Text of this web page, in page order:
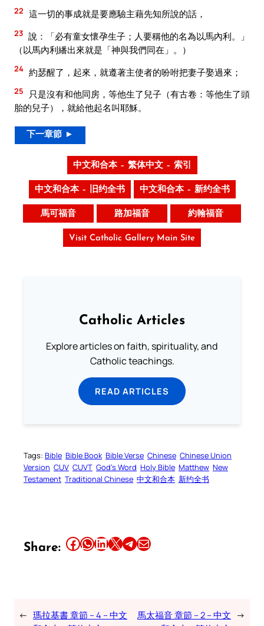
22 這一切的事成就是要應驗主藉先知所說的話，
23 說：「必有童女懷孕生子；人要稱他的名為以馬內利。」
（以馬內利繙出來就是「神與我們同在」。）
24 約瑟醒了，起來，就遵著主使者的吩咐把妻子娶過來；
25
只是沒有和他同房，等他生了兒子（有古卷：等他生了頭
胎的兒子），就給他起名叫耶穌。
下一章節 ►
中文和合本 – 繁体中文 – 索引
中文和合本 – 旧约全书 中文和合本 – 新约全书
馬可福音 路加福音 約翰福音
Visit Catholic Gallery Main Site
Catholic Articles
Explore articles on faith, spirituality, and
Catholic teachings.
READ ARTICLES
Tags: Bible Bible Book Bible Verse Chinese Chinese Union
Version CUV CUVT God’s Word Holy Bible Matthew New
Testament Traditional Chinese 中文和合本 新约全书
Share: Share this article on Facebook Share this article on WhatsApp Share this article on LinkedIn Share this article on X Share this article on TelegramEmail this Article
← 瑪拉基書 章節 – 4 – 中文
馬太福音 章節 – 2 – 中文 →